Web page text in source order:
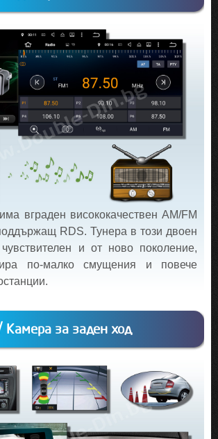
вграден висококачествен AM/FM
RDS. Тунера в този двоен
и от ново поколение,
по-малко смущения и повече
Камера за заден ход